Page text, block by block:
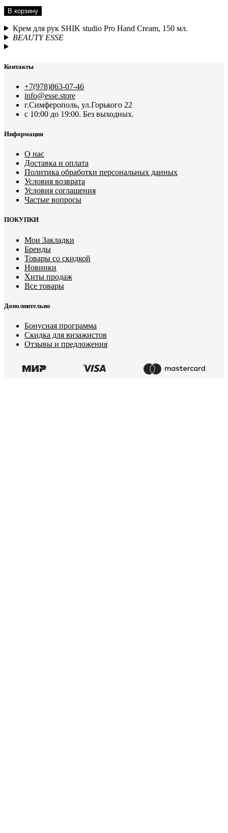
В корзину
Крем для рук SHIK studio Pro Hand Cream, 150 мл.
BEAUTY ESSE
Контакты
+7(978)863-07-46
info@esse.store
г.Симферополь, ул.Горького 22
с 10:00 до 19:00. Без выходных.
Информация
О нас
Доставка и оплата
Политика обработки персональных данных
Условия возврата
Условия соглашения
Частые вопросы
ПОКУПКИ
Мои Закладки
Бренды
Товары со скидкой
Новинки
Хиты продаж
Все товары
Дополнительно
Бонусная программа
Скидка для визажистов
Отзывы и предложения